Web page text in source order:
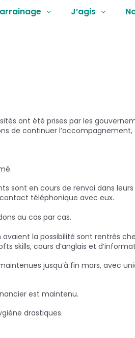
J’agis
ont été prises par les
de continuer
sont en cours de renvoi dans
téléphonique avec eux.
au cas par cas.
la possibilité sont rentrés
skills, cours d’anglais et
jusqu’à fin mars, avec
est maintenu.
drastiques.